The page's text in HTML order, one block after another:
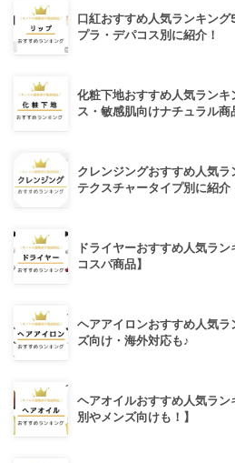
口紅おすすめ人気ランキン
プラ・デパコス別に紹介！
化粧下地おすすめ人気ラン
ス・敏感肌向けナチュラル商
クレンジングおすすめ人気
テクスチャータイプ別に紹介
ドライヤーおすすめ人気ラ
コスパ商品】
ヘアアイロンおすすめ人気
ズ向け・海外対応も♪
ヘアオイルおすすめ人気ラ
別やメンズ向けも！】